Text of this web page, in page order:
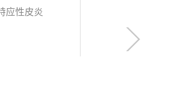
应性皮炎